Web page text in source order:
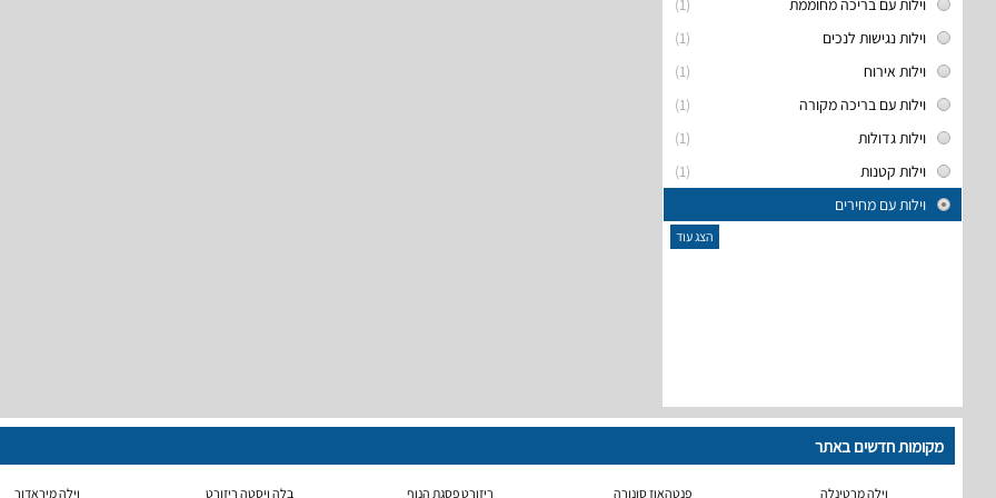
(1)
וילות עם בריכה מחוממת
(1)
וילות נגישות לנכים
(1)
וילות אירוח
(1)
וילות עם בריכה מקורה
(1)
וילות גדולות
(1)
וילות קטנות
וילות עם מחירים
הצג עוד
מקומות חדשים באתר
וילה מרטינלה פנטהאוז סונורה ריזורט פסגת הנוף בלה ויסטה ריזורט וילה מיראדור